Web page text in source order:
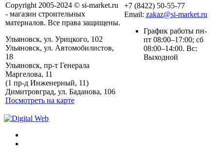
Copyright 2005-2024 © si-market.ru
- магазин строительных
материалов. Все права защищены.
Ульяновск, ул. Урицкого, 102
Ульяновск, ул. Автомобилистов,
18
Ульяновск, пр-т Генерала
Маргелова, 11
(1 пр-д Инженерный, 11)
Димитровград, ул. Баданова, 106
Посмотреть на карте
+7 (8422) 50-55-77
Email: zakaz@si-market.ru
График работы пн-
пт 08:00–17:00; сб
08:00–14:00. Вс:
Выходной